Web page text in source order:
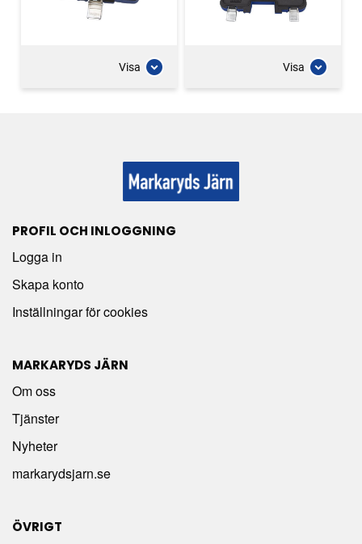
Visa Visa
PROFIL OCH INLOGGNING
Logga in
Skapa konto
Inställningar för cookies
MARKARYDS JÄRN
Om oss
Tjänster
Nyheter
markarydsjarn.se
ÖVRIGT